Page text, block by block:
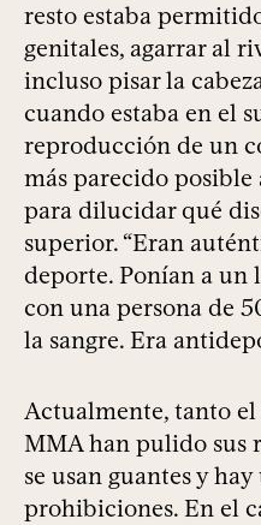
resto estaba
genitales, agarrar al
incluso pisar la
cuando estaba en el
reproducción de un
más parecido posible
para dilucidar qué
superior. “Eran
deporte. Ponían a un
con una persona de
la sangre. Era
Actualmente, tanto el
MMA han pulido sus
se usan guantes y
prohibiciones. En el